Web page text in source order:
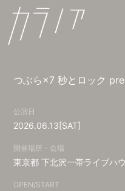
SCHEDULE
VIDEO
CONTACT
つぶら×7 秒とロック
公演日
2026.06.13[SAT]
開催場所・会場
東京都下北沢一帯ライブハ
OPEN/START